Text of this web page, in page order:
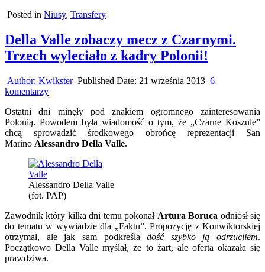
Posted in Niusy, Transfery
Della Valle zobaczy mecz z Czarnymi.
Trzech wyleciało z kadry Polonii!
Author: Kwikster Published Date: 21 września 2013 6
komentarzydo
Valle
zobaczy
mecz
z
Trzech
z
kadry
Ostatni dni minęły pod znakiem ogromnego zainteresowania
Polonią. Powodem była wiadomość o tym, że „Czarne Koszule”
chcą sprowadzić środkowego obrońcę reprezentacji San
Marino Alessandro Della Valle.
Alessandro Della Valle
(fot. PAP)
Zawodnik który kilka dni temu pokonał Artura Boruca odniósł się
do tematu w wywiadzie dla „Faktu”. Propozycję z Konwiktorskiej
otrzymał, ale jak sam podkreśladość szybko ją odrzuciłem.
Początkowo Della Valle myślał, że to żart, ale oferta okazała się
prawdziwa.